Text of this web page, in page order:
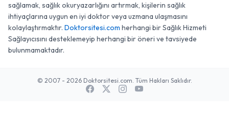
sağlamak, sağlık okuryazarlığını artırmak, kişilerin sağlık
ihtiyaçlarına uygun en iyi doktor veya uzmana ulaşmasını
kolaylaştırmaktır. Doktorsitesi.com herhangi bir Sağlık Hizmeti
Sağlayıcısını desteklemeyip herhangi bir öneri ve tavsiyede
bulunmamaktadır.
© 2007 - 2026 Doktorsitesi.com. Tüm Hakları Saklıdır.